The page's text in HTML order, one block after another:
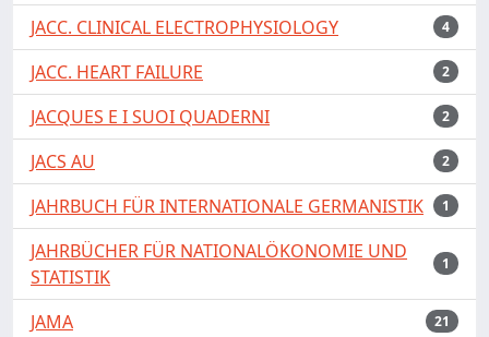
JACC. CLINICAL ELECTROPHYSIOLOGY 4
JACC. HEART FAILURE 2
JACQUES E I SUOI QUADERNI 2
JACS AU 2
JAHRBUCH FÜR INTERNATIONALE GERMANISTIK 1
JAHRBÜCHER FÜR NATIONALÖKONOMIE UND
STATISTIK
1
JAMA 21